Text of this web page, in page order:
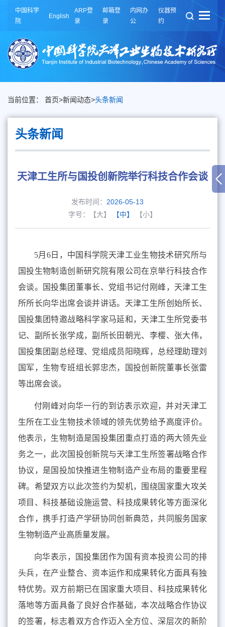
中国科学
院
English
ARP登
录
邮箱登
录
内网办
公
仪器预
约
当前位置： 首页>新闻动态>头条新闻
头条新闻
天津工生所与国投创新院举行科技合作会谈
发布时间： 2026-05-13
字号：
【大】 【中】 【小】
5月 6日，中国科学院天津工业生物技术研究所与
国投生物制造创新研究院有限公司在京举行科技合作
会谈。国投集团董事长、党组书记付刚峰 ，天津工生
所所长向华出席会谈并讲话。 天津工生所创始所长、
国投集团特邀战略科学家马延和，天津工生所党委书
记、副所长张学成，副所长田朝光、李樱、张大伟，
国投集团副总经理、党组成员阳晓辉，总经理助理刘
国军，生物专班组长郭忠杰，国投创新院董事长张雷
等出席会谈。
付刚峰对向华一行的到访表示欢迎，并对天津工
生所在工业生物技术领域的领先优势给予高度评价。
他表示，生物制造是国投集团重点打造的两大领先业
务之一，此次国投创新院与天津工生所签署战略合作
协议，是国投加快推进生物制造产业布局的重要里程
碑。希望双方以此次签约为契机，围绕国家重大攻关
项目、科技基础设施运营、科技成果转化等方面深化
合作，携手打造产学研协同创新典范，共同服务国家
生物制造产业高质量发展。
向华表示，国投集团作为国有资本投资公司的排
头兵，在产业整合、资本运作和成果转化方面具有独
特优势。 双方前期已在国家重大项目、科技成果转化
落地等方面具备了良好合作基础，本次战略合作协议
的签署，标志着双方合作迈入全方位、深层次的新阶